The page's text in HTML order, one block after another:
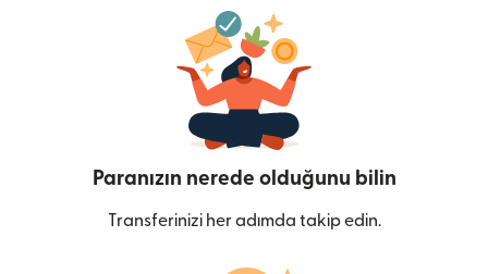
Paranızın nerede olduğunu bilin
Transferinizi her adımda takip edin.